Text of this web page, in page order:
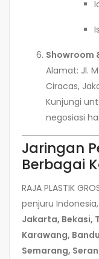
Showroom
Alamat: Jl.
Ciracas,
Kunjungi
negosiasi
Jaringan
Berbagai
RAJA PLASTIK
penjuru
Jakarta, Bekasi,
Karawang,
Semarang,